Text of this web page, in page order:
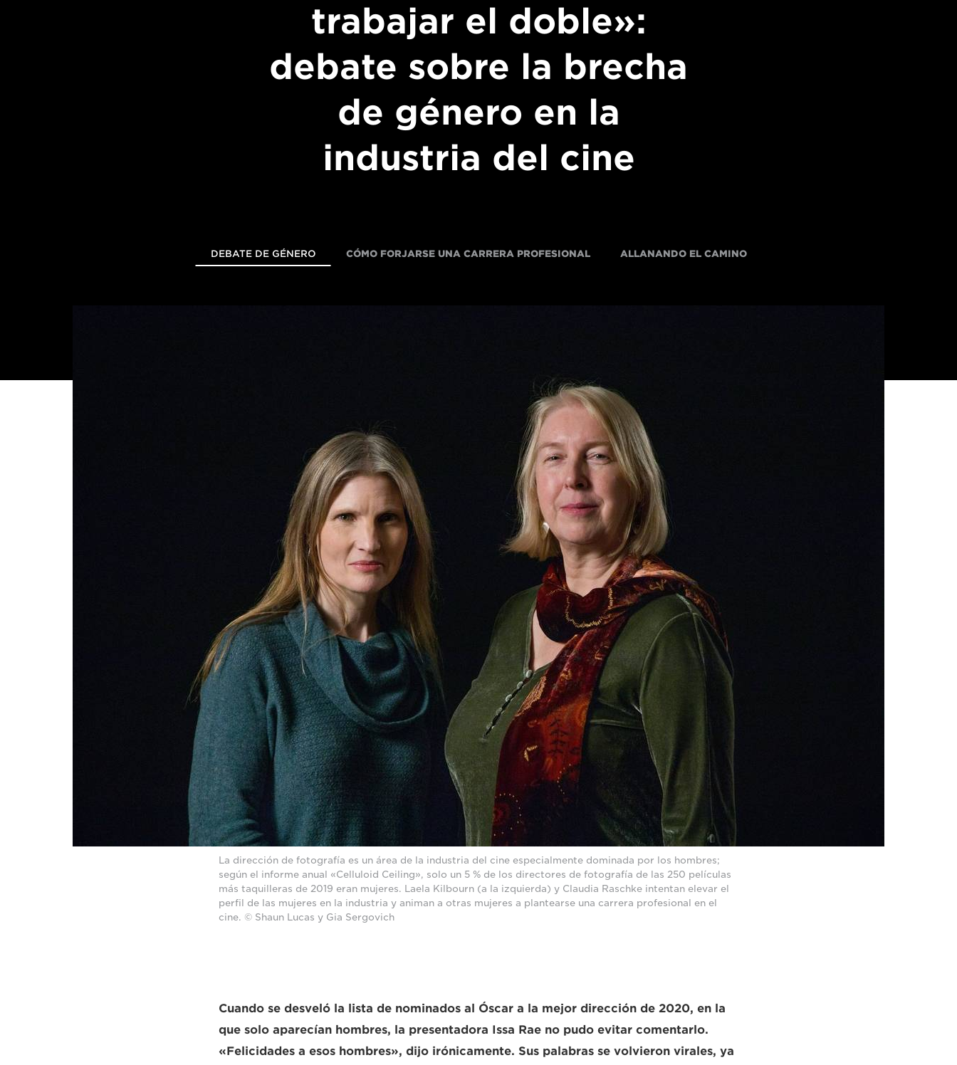
trabajar el doble»:
debate sobre la brecha
de género en la
industria del cine
DEBATE DE GÉNERO CÓMO FORJARSE UNA CARRERA PROFESIONAL ALLANANDO EL CAMINO
La dirección de fotografía es un área de la industria del cine especialmente dominada por los hombres;
según el informe anual «Celluloid Ceiling», solo un 5 % de los directores de fotografía de las 250 películas
más taquilleras de 2019 eran mujeres. Laela Kilbourn (a la izquierda) y Claudia Raschke intentan elevar el
perfil de las mujeres en la industria y animan a otras mujeres a plantearse una carrera profesional en el
cine. © Shaun Lucas y Gia Sergovich
Cuando se desveló la lista de nominados al Óscar a la mejor dirección de 2020, en la
que solo aparecían hombres, la presentadora Issa Rae no pudo evitar comentarlo.
«Felicidades a esos hombres», dijo irónicamente. Sus palabras se volvieron virales, ya